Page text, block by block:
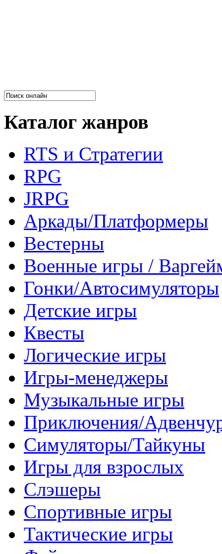
Каталог жанров
RTS и Стратегии
RPG
JRPG
Аркады/Платформеры
Вестерны
Военные игры /
Гонки/Автосимуляторы
Детские игры
Квесты
Логические игры
Игры-менеджеры
Музыкальные игры
Приключения/
Симуляторы/Тайкуны
Игры для взрослых
Слэшеры
Спортивные игры
Тактические игры